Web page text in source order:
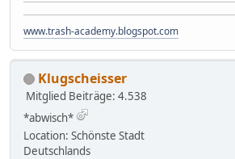
www.trash-academy.blogspot.com
Klugscheisser
Mitglied Beiträge: 4.538
*abwisch*
Location: Schönste Stadt
Deutschlands